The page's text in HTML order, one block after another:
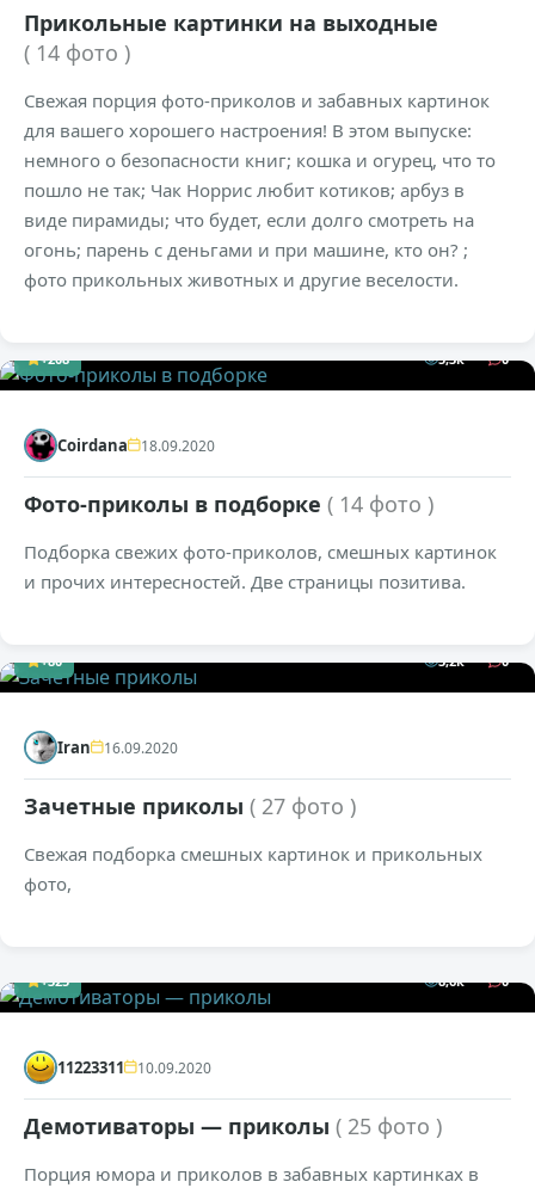
Прикольные картинки на выходные
( 14 фото )
Свежая порция фото-приколов и забавных картинок
для вашего хорошего настроения! В этом выпуске:
немного о безопасности книг; кошка и огурец, что то
пошло не так; Чак Норрис любит котиков; арбуз в
виде пирамиды; что будет, если долго смотреть на
огонь; парень с деньгами и при машине, кто он? ;
фото прикольных животных и другие веселости.
+208 5,3к 0
Coirdana 18.09.2020
Фото-приколы в подборке ( 14 фото )
Подборка свежих фото-приколов, смешных картинок
и прочих интересностей. Две страницы позитива.
+80 3,2к 0
Iran 16.09.2020
Зачетные приколы ( 27 фото )
Свежая подборка смешных картинок и прикольных
фото,
+325 8,6к 0
11223311 10.09.2020
Демотиваторы — приколы ( 25 фото )
Порция юмора и приколов в забавных картинках в